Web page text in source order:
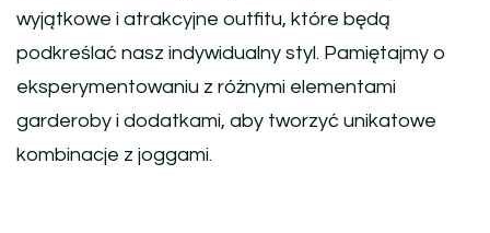
wyjątkowe i atrakcyjne outfitu, które będą
podkreślać nasz indywidualny styl. Pamiętajmy o
eksperymentowaniu z różnymi elementami
garderoby i dodatkami, aby tworzyć unikatowe
kombinacje z joggami.